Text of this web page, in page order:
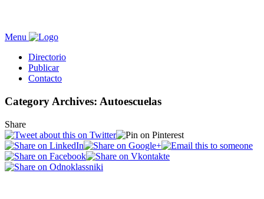
Menu
Directorio
Publicar
Contacto
Category Archives: Autoescuelas
Share